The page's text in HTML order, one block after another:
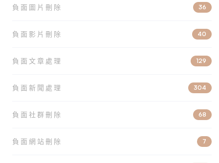
負面圖片刪除 36
負面影片刪除 40
負面文章處理 129
負面新聞處理 304
負面社群刪除 68
負面網站刪除 7